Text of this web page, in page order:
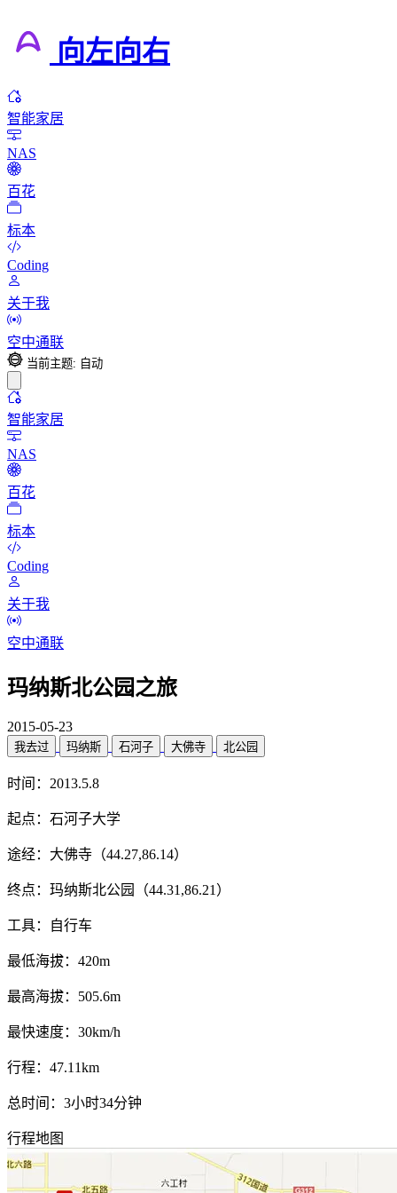
向左向右
智能家居
NAS
百花
标本
Coding
关于我
空中通联
当前主题: 自动
智能家居
NAS
百花
标本
Coding
关于我
空中通联
玛纳斯北公园之旅
2015-05-23
我去过 玛纳斯 石河子 大佛寺 北公园
时间：2013.5.8
起点：石河子大学
途经：大佛寺（44.27,86.14）
终点：玛纳斯北公园（44.31,86.21）
工具：自行车
最低海拔：420m
最高海拔：505.6m
最快速度：30km/h
行程：47.11km
总时间：3小时34分钟
行程地图